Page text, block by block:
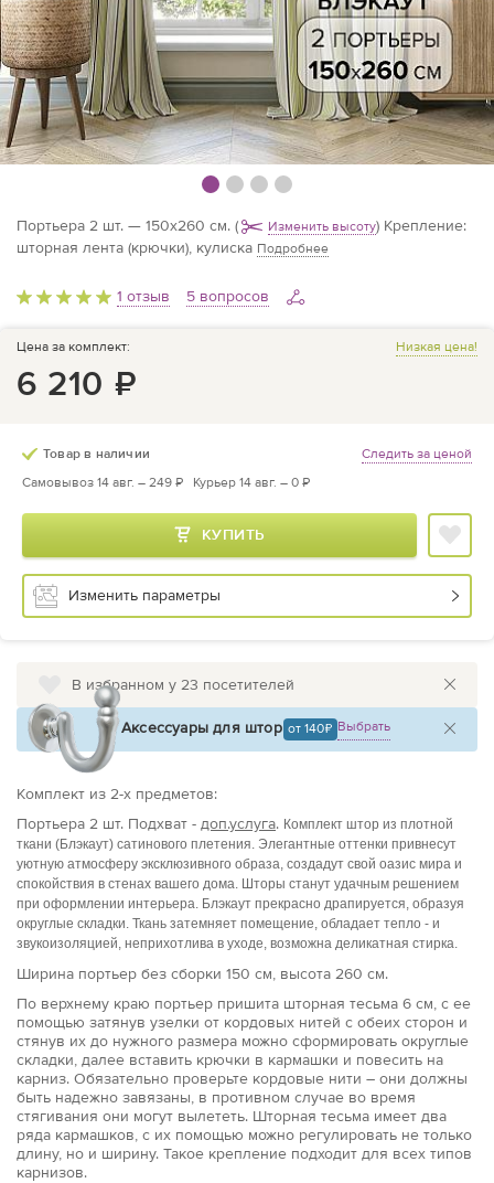
Портьера 2 шт. — 150х260 см. ( Изменить высоту) Крепление:
шторная лента (крючки), кулиска Подробнее
1 отзыв 5 вопросов
Цена за комплект: Низкая цена!
6 210 ₽
Товар в наличии
Следить за ценой
Самовывоз 14 авг. – 249 ₽ Курьер 14 авг. – 0 ₽
КУПИТЬ
Изменить параметры
В избранном у 23 посетителей
Аксессуары для штор от 140 Выбрать
Комплект из 2-х предметов:
Портьера 2 шт. Подхват - доп.услуга. Комплект штор из плотной
ткани (Блэкаут) сатинового плетения. Элегантные оттенки привнесут
уютную атмосферу эксклюзивного образа, создадут свой оазис мира и
спокойствия в стенах вашего дома. Шторы станут удачным решением
при оформлении интерьера. Блэкаут прекрасно драпируется, образуя
округлые складки. Ткань затемняет помещение, обладает тепло - и
звукоизоляцией, неприхотлива в уходе, возможна деликатная стирка.
Ширина портьер без сборки 150 см, высота 260 см.
По верхнему краю портьер пришита шторная тесьма 6 см, с ее
помощью затянув узелки от кордовых нитей с обеих сторон и
стянув их до нужного размера можно сформировать округлые
складки, далее вставить крючки в кармашки и повесить на
карниз. Обязательно проверьте кордовые нити – они должны
быть надежно завязаны, в противном случае во время
стягивания они могут вылететь. Шторная тесьма имеет два
ряда кармашков, с их помощью можно регулировать не только
длину, но и ширину. Такое крепление подходит для всех типов
карнизов.